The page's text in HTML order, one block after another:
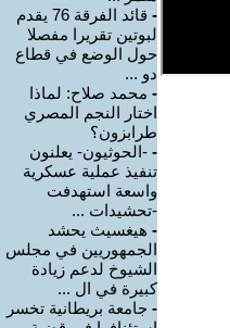
-
قائد الفرقة 76 يقدم
لبوتين تقريرا مفصلا
حول الوضع في قطاع
دو ...
- محمد صلاح: لماذا
اختار النجم المصري
طرابزون؟
- -الحوثيون- يعلنون
تنفيذ عملية عسكرية
واسعة استهدفت
-تحشيدات ...
- هيغسيث يحشد
الجمهوريين في مجلس
الشيوخ لدعم زيادة
كبيرة في ال ...
- جامعة بريطانية تخسر